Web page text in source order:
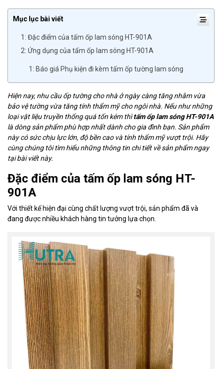
Mục lục bài viết
1: Đặc điểm của tấm ốp lam sóng HT-901A
2: Ứng dụng của tấm ốp lam sóng HT-901A
1: Báo giá Phụ kiện đi kèm tấm ốp tường lam sóng
Hiện nay, nhu cầu ốp tường cho nhà ở ngày càng tăng nhằm vừa
bảo vệ tường vừa tăng tính thẩm mỹ cho ngôi nhà. Nếu như những
loại vật liệu truyền thống quá tốn kém thìtấm ốp lam sóng HT-901A
là dòng sản phẩm phù hợp nhất dành cho gia đình bạn. Sản phẩm
này có sức chịu lực lớn, độ bền cao và tính thẩm mỹ vượt trội. Hãy
cùng chúng tôi tìm hiểu những thông tin chi tiết về sản phẩm ngay
tại bài viết này.
Đặc điểm của tấm ốp lam sóng HT-
901A
Với thiết kế hiện đại cùng chất lượng vượt trội, sản phẩm đã và
đang được nhiều khách hàng tin tưởng lựa chọn.